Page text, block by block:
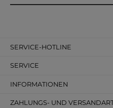
SERVICE-HOTLINE
SERVICE
INFORMATIONEN
ZAHLUNGS- UND